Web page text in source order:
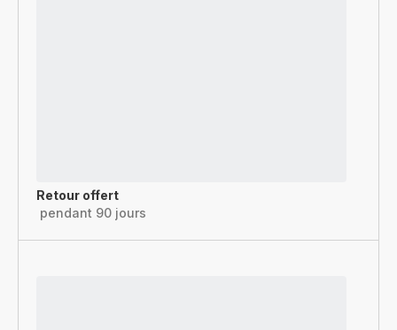
Retour offert
pendant 90 jours